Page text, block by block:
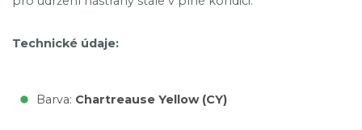
Technické údaje:
Barva: Chartreause Yellow (CY)